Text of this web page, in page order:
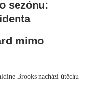
sezónu:
mimo
Brooks nachází útěchu